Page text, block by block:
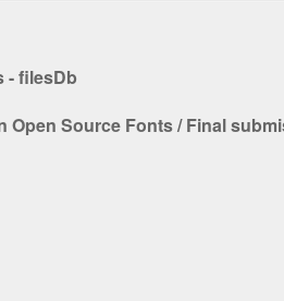
- filesDb
Source Fonts / Final